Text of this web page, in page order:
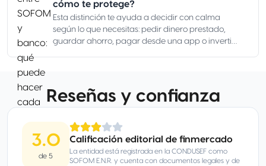
quincena, pensión o flujo del negocio.
cómo te protege?
Esta distinción te ayuda a decidir con calma
según lo que necesitas: pedir dinero prestado,
guardar ahorro, pagar desde una app o invertir
Reseñas y confianza
3.0
de 5
Calificación editorial de finmercado
La entidad está registrada en la CONDUSEF como
SOFOM E.N.R. y cuenta con documentos legales y de